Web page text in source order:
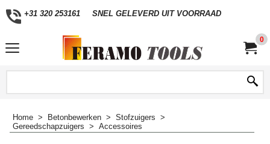
+31 320 253161 SNEL GELEVERD UIT VOORRAAD
0
Home > Betonbewerken > Stofzuigers >
Gereedschapzuigers > Accessoires